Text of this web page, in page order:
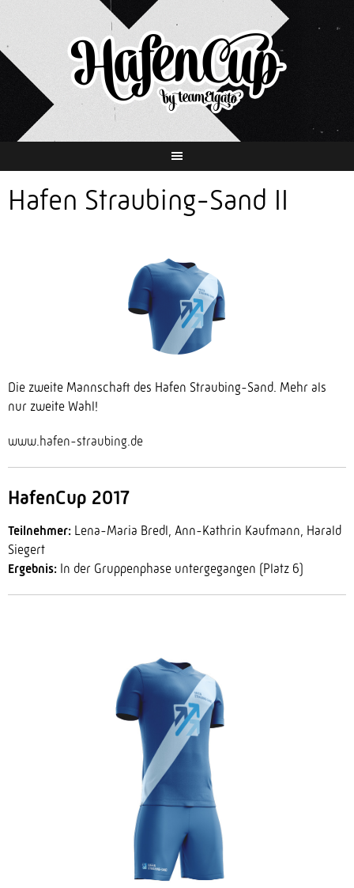
Inhalt
Hafen Straubing-Sand II
Die zweite Mannschaft des Hafen Straubing-Sand. Mehr als
nur zweite Wahl!
www.hafen-straubing.de
HafenCup 2017
Teilnehmer: Lena-Maria Bredl, Ann-Kathrin Kaufmann, Harald
Siegert
Ergebnis: In der Gruppenphase untergegangen (Platz 6)